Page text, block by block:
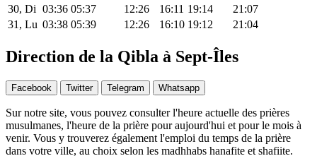
30, Di 03:36 05:37 12:26 16:11 19:14
21:07
31, Lu 03:38 05:39 12:26 16:10 19:12 21:04
Direction de la Qibla à Sept-Îles
Facebook Twitter Telegram Whatsapp
Sur notre site, vous pouvez consulter l'heure actuelle des prières
musulmanes, l'heure de la prière pour aujourd'hui et pour le mois à
venir. Vous y trouverez également l'emploi du temps de la prière
dans votre ville, au choix selon les madhhabs hanafite et shafiite.